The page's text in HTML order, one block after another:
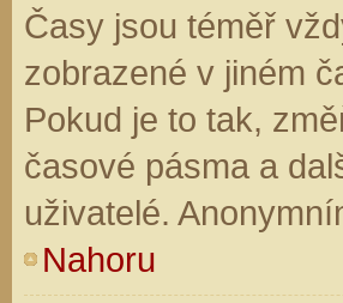
Časy jsou téměř
zobrazené v jiném
Pokud je to tak,
časové pásma a
uživatelé.
Nahoru